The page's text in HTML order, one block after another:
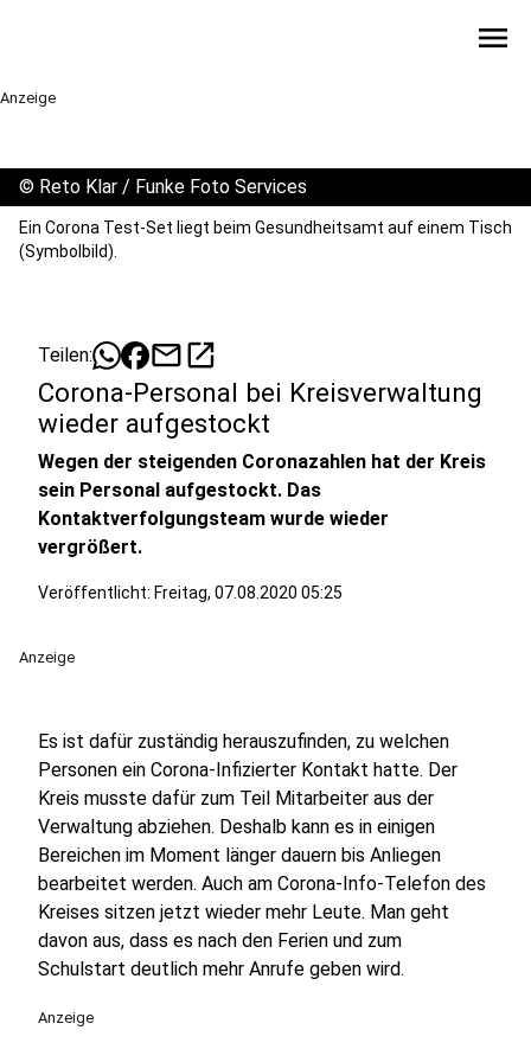
menu
Anzeige
© Reto Klar / Funke Foto Services
Ein Corona Test-Set liegt beim Gesundheitsamt auf einem Tisch
(Symbolbild).
Teilen: mailopen_in_new
Corona-Personal bei Kreisverwaltung
wieder aufgestockt
Wegen der steigenden Coronazahlen hat der Kreis
sein Personal aufgestockt. Das
Kontaktverfolgungsteam wurde wieder
vergrößert.
Veröffentlicht: Freitag, 07.08.2020 05:25
Anzeige
Es ist dafür zuständig herauszufinden, zu welchen
Personen ein Corona-Infizierter Kontakt hatte. Der
Kreis musste dafür zum Teil Mitarbeiter aus der
Verwaltung abziehen. Deshalb kann es in einigen
Bereichen im Moment länger dauern bis Anliegen
bearbeitet werden. Auch am Corona-Info-Telefon des
Kreises sitzen jetzt wieder mehr Leute. Man geht
davon aus, dass es nach den Ferien und zum
Schulstart deutlich mehr Anrufe geben wird.
Anzeige